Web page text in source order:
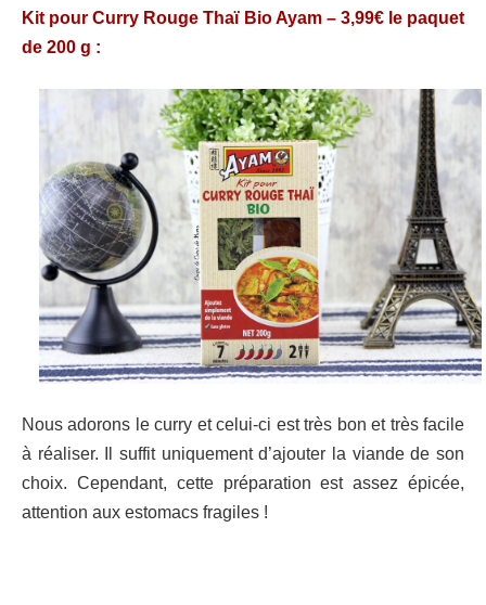
Kit pour Curry Rouge Thaï Bio Ayam – 3,99€ le paquet
de 200 g :
Nous adorons le curry et celui-ci est très bon et très facile
à réaliser. Il suffit uniquement d’ajouter la viande de son
choix. Cependant, cette préparation est assez épicée,
attention aux estomacs fragiles !